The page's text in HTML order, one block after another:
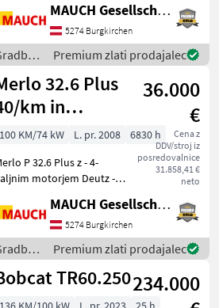
o skladnosti -
utripajočo lučjo - delovnimi
- nosilnostjo 3, 4
MAUCH Gesellschaft m.b.H. & Co.KG
5274 Burgkirchen
/
Premium zlati prodajalec
32.6 Plus
km in
certifikat o
homologaciji z
nadgradnje 2,0
36.000
€
Cena z
DDV/stroj iz
posredovalnice
31.858,41 €
neto
100 KM/74 kW L. pr. 2008
6830 h
P 32.6 Plus z - 4-
motorjem Deutz -
40 km/h -
certifikatom o skladnosti -
3, 2 t - 6 m
dviga - 2 m
MAUCH Gesellschaft m.b.H. & Co.KG
5274 Burgkirchen
/
Premium zlati prodajalec
TR60.250234.000